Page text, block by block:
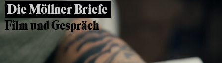
Die Möllner Briefe
Film und Gespräch